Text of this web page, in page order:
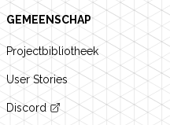
GEMEENSCHAP
Projectbibliotheek
User Stories
Discord